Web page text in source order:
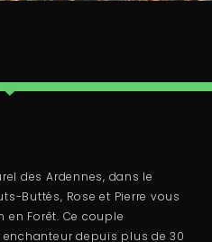
des Ardennes, dans le
Buttés, Rose et Pierre vous
en Forêt. Ce couple
depuis plus de 30